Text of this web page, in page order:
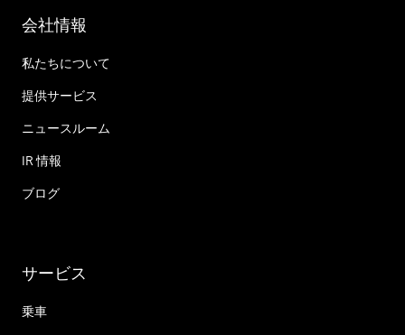
会社情報
私たちについて
提供サービス
ニュースルーム
IR 情報
ブログ
サービス
乗車